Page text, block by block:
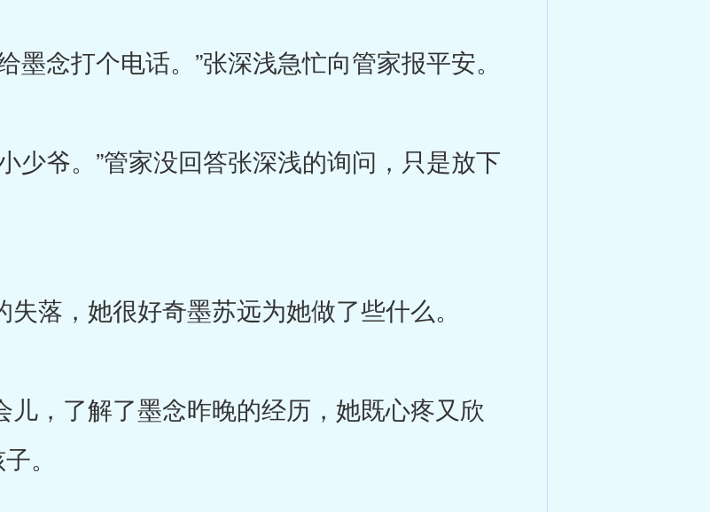
念打个电话。”张深浅急忙向管家报平安。
爷。”管家没回答张深浅的询问，只是放下
，她很好奇墨苏远为她做了些什么。
了解了墨念昨晚的经历，她既心疼又欣
。